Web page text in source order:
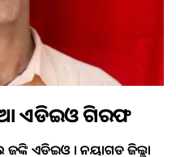
ଏଡିଇଓ ଗିରଫ
ଏଡିଇଓ । ନୟାଗଡ ଜିଲ୍ଲା